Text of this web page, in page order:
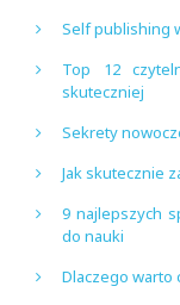
Self publishing
Top 12
skuteczniej
Sekrety
Jak skutecznie
9 najlepszych
do nauki
Dlaczego warto